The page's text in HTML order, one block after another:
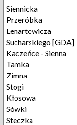
Siennicka
Przeróbka
Lenartowicza
Sucharskiego [GDA]
Kaczeńce - Sienna
Tamka
Zimna
Stogi
Kłosowa
Sówki
Steczka